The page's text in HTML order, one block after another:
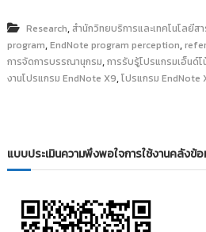
ข้
อ
มู
ล
วิ
ย
Research, สำนักวิทยบริการและเทคโนโลยีส
program,EndNote program perception,
การจัดการบรรณานุกรม,การรับรู้โปรแกรมเอ็นด์โ
งานโปรแกรม EndNote X9,โปรแกรม EndNote
แบบประเมินความพึงพอใจการใช้งานคลังข้